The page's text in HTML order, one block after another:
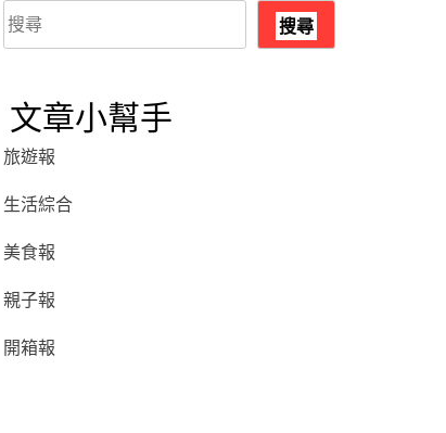
搜
尋
搜尋
文章小幫手
旅遊報
生活綜合
美食報
親子報
開箱報